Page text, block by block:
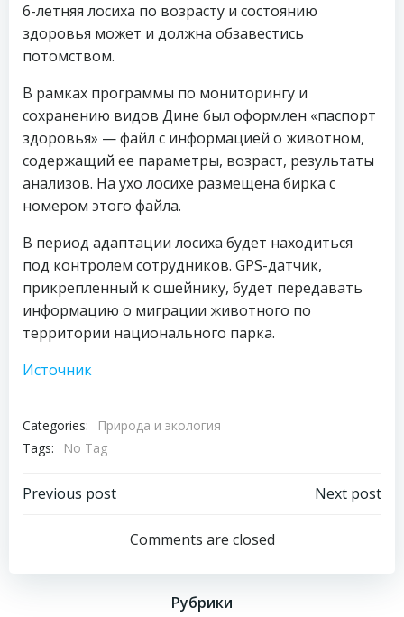
6-летняя лосиха по возрасту и состоянию
здоровья может и должна обзавестись
потомством.
В рамках программы по мониторингу и
сохранению видов Дине был оформлен «паспорт
здоровья» — файл с информацией о животном,
содержащий ее параметры, возраст, результаты
анализов. На ухо лосихе размещена бирка с
номером этого файла.
В период адаптации лосиха будет находиться
под контролем сотрудников. GPS-датчик,
прикрепленный к ошейнику, будет передавать
информацию о миграции животного по
территории национального парка.
Источник
Categories:
Природа и экология
Tags:
No Tag
Навигация
записям
Previous post
Навигация
по
записям
Next post
Comments are closed
Рубрики